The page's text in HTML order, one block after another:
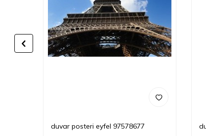
duvar posteri eyfel 97578677